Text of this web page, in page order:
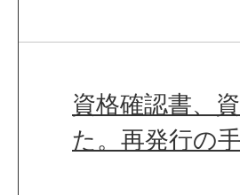
資格確認書、
た。再発行の